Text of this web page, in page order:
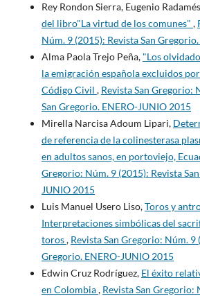
Rey Rondon Sierra, Eugenio
del libro"La virtud de los comunes" ,
Núm. 9 (2015): Revista San
Alma Paola Trejo Peña, "Los
la emigración española excluidos
Código Civil , Revista San Gregorio:
San Gregorio. ENERO-JUNIO 2015
Mirella Narcisa Adoum Lipari,
de referencia de la colinesterasa
en adultos sanos, en portoviejo,
Gregorio: Núm. 9 (2015): Revista
JUNIO 2015
Luis Manuel Usero Liso,Toros y
Interpretaciones simbólicas del
toros, Revista San Gregorio: Núm. 9
Gregorio. ENERO-JUNIO 2015
Edwin Cruz Rodríguez, El éxito
en Colombia, Revista San Gregorio: